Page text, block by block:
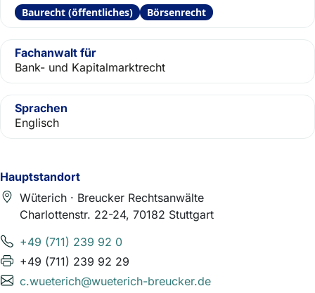
Hauptstandort
Wüterich · Breucker Rechtsanwälte
Charlottenstr. 22-24, 70182 Stuttgart
+49 (711) 239 92 0
+49 (711) 239 92 29
c.wueterich@wueterich-breucker.de
Baurecht (öffentliches) Börsenrecht
Fachanwalt für
Bank- und Kapitalmarktrecht
Sprachen
Englisch